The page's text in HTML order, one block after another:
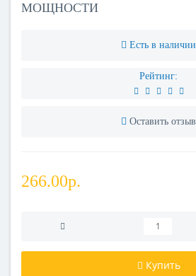
МОЩНОСТИ
Есть в наличии
Рейтинг:
Оставить отзыв
266.00р.
Купить